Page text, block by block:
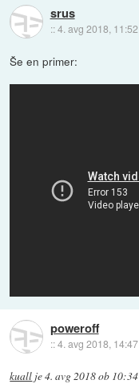
srus
::4. avg 2018, 11:52
Še en primer:
poweroff
::4. avg 2018, 14:47
kuall je4. avg 2018 ob 10:34